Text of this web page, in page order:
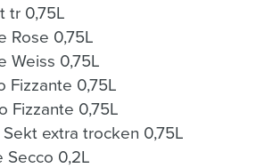
tr 0,75L
Rose 0,75L
Weiss 0,75L
Fizzante 0,75L
Fizzante 0,75L
extra trocken 0,75L
Secco 0,2L